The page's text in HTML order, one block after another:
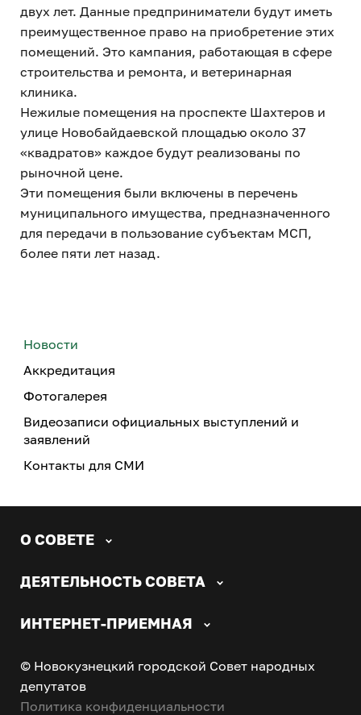
двух лет. Данные предприниматели будут иметь
преимущественное право на приобретение этих
помещений. Это кампания, работающая в сфере
строительства и ремонта, и ветеринарная
клиника.
Нежилые помещения на проспекте Шахтеров и
улице Новобайдаевской площадью около 37
«квадратов» каждое будут реализованы по
рыночной цене.
Эти помещения были включены в перечень
муниципального имущества, предназначенного
для передачи в пользование субъектам МСП,
более пяти лет назад.
Новости
Аккредитация
Фотогалерея
Видеозаписи официальных выступлений и
заявлений
Контакты для СМИ
О СОВЕТЕ
ДЕЯТЕЛЬНОСТЬ СОВЕТА
ИНТЕРНЕТ-ПРИЕМНАЯ
© Новокузнецкий городской Совет народных
депутатов
Политика конфиденциальности